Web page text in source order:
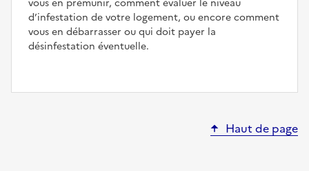
d’infestation de votre logement, ou encore comment
vous en débarrasser ou qui doit payer la
désinfestation éventuelle.
Haut de page